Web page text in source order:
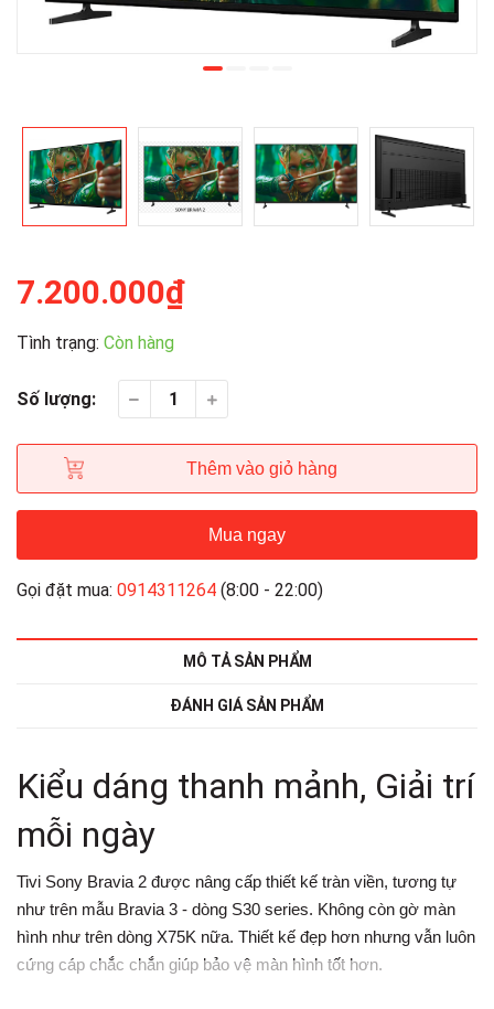
7.200.000₫
Tình trạng: Còn hàng
Số lượng:
Thêm vào giỏ hàng
Mua ngay
Gọi đặt mua: 0914311264 (8:00 - 22:00)
MÔ TẢ SẢN PHẨM
ĐÁNH GIÁ SẢN PHẨM
Kiểu dáng thanh mảnh, Giải trí
mỗi ngày
Tivi Sony Bravia 2 được nâng cấp thiết kế tràn viền, tương tự
như trên mẫu Bravia 3 - dòng S30 series. Không còn gờ màn
hình như trên dòng X75K nữa. Thiết kế đẹp hơn nhưng vẫn luôn
cứng cáp chắc chắn giúp bảo vệ màn hình tốt hơn.